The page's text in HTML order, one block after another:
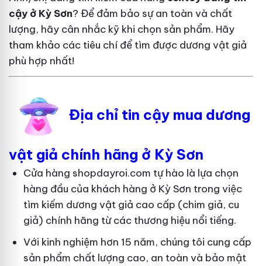
cậy ở Kỳ Sơn? Để đảm bảo sự an toàn và chất
lượng, hãy cân nhắc kỹ khi chọn sản phẩm. Hãy
tham khảo các tiêu chí để tìm được dương vật giả
phù hợp nhất!
Địa chỉ tin cậy mua dương
vật giả chính hãng ở Kỳ Sơn
Cửa hàng shopdayroi.com tự hào là lựa chọn
hàng đầu của khách hàng ở Kỳ Sơn trong việc
tìm kiếm dương vật giả cao cấp (chim giả, cu
giả) chính hãng từ các thương hiệu nổi tiếng.
Với kinh nghiệm hơn 15 năm, chúng tôi cung cấp
sản phẩm chất lượng cao, an toàn và bảo mật